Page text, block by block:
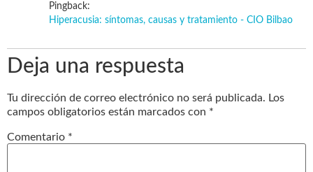
Pingback:
Hiperacusia: síntomas, causas y tratamiento - CIO Bilbao
Deja una respuesta
Tu dirección de correo electrónico no será publicada. Los
campos obligatorios están marcados con *
Comentario *